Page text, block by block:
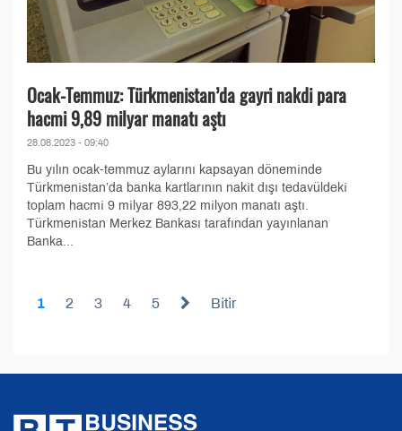
Ocak-Temmuz: Türkmenistan’da gayri nakdi para
hacmi 9,89 milyar manatı aştı
28.08.2023 - 09:40
Bu yılın ocak-temmuz aylarını kapsayan döneminde
Türkmenistan’da banka kartlarının nakit dışı tedavüldeki
toplam hacmi 9 milyar 893,22 milyon manatı aştı.
Türkmenistan Merkez Bankası tarafından yayınlanan
Banka...
1 2 3 4 5 Bitir